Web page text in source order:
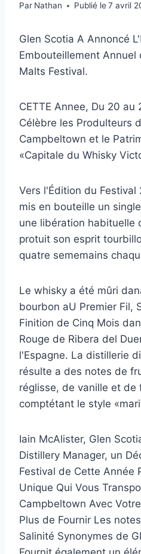
Par Nathan Publié le 7 avril
Glen Scotia A Annoncé
Embouteillement Annuel
Malts Festival.
CETTE Annee, Du 20 au
Célèbre les Produlteurs
Campbeltown et le
«Capitale du Whisky
Vers l'Édition du Festival
mis en bouteille un
une libération habituelle
protuit son esprit
quatre sememains
Le whisky a été mûri
bourbon aU Premier Fil,
Finition de Cinq Mois
Rouge de Ribera del
l'Espagne. La distillerie
résulte a des notes de
réglisse, de vanille et
comptétant le style
Iain McAlister, Glen
Distillery Manager, un
Festival de Cette Année
Unique Qui Vous
Campbeltown Avec
Plus de Fournir Les
Salinité Synonymes de